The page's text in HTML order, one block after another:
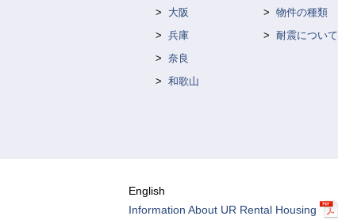
大阪
兵庫
奈良
和歌山
物件の種類
耐震について
English
Information About UR Rental Housing